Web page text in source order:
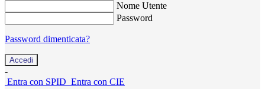
Nome Utente
Password
Password dimenticata?
-
Entra con SPID Entra con CIE